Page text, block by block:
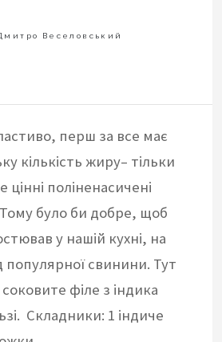
перш за все має
кількість жиру– тільки
цінні поліненасичені
було би добре, щоб
у нашій кухні, на
популярної свинини. Тут
філе з індика
Складники: 1 індиче